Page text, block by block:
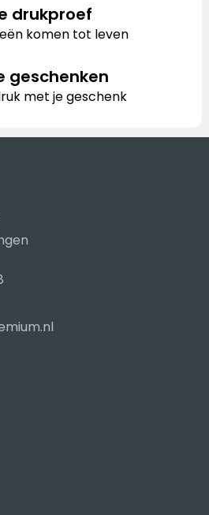
drukproef
komen tot leven
geschenken
met je geschenk